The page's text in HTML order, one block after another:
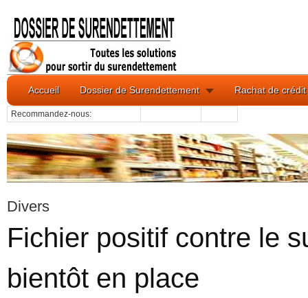
Accueil Dossier de Surendettement Rachat de crédit
Recommandez-nous:
Divers
Fichier positif contre le
bientôt en place